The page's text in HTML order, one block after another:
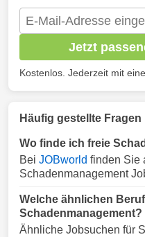
Jetzt
Kostenlos. Jederzeit mit
Häufig gestellte Fragen
Wo finde ich freie
Bei JOBworld finden Sie
Schadenmanagement
Welche ähnlichen
Schadenmanagement?
Ähnliche Jobsuchen für